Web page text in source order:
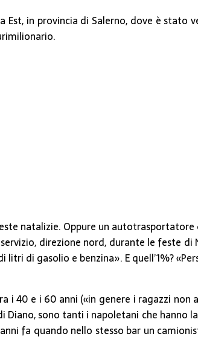
Est, in provincia di Salerno, dove è
natalizie. Oppure un
direzione nord, durante le feste
di gasolio e benzina». E quell’1%?
i 40 e i 60 anni («in genere i ragazzi
Diano, sono tanti i napoletani che
fa quando nello stesso bar un